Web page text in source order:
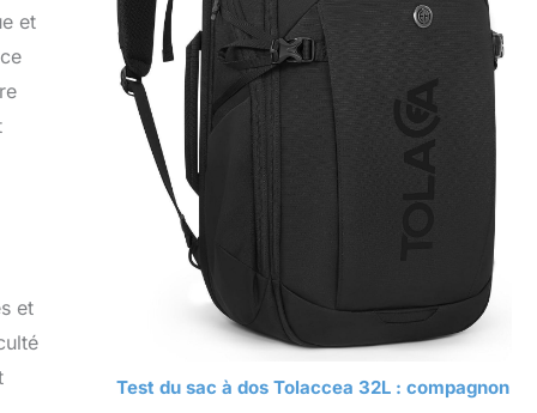
et
et
Test du sac à dos Tolaccea 32L : compagnon